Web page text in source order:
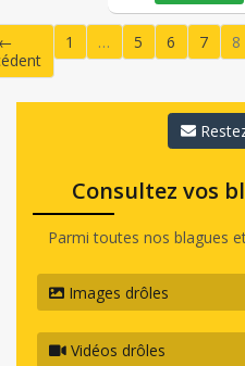
1 … 5 6 7
8
Consultez vos
Parmi toutes nos blagues
Images drôles
Vidéos drôles